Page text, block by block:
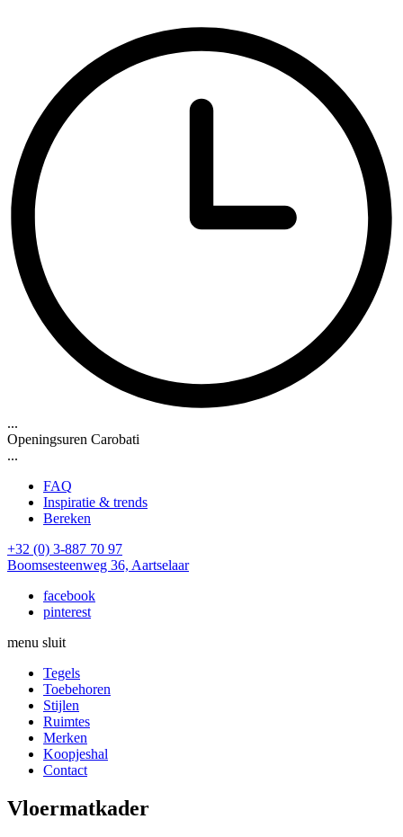
...
Openingsuren Carobati
...
FAQ
Inspiratie & trends
Bereken
+32 (0) 3-887 70 97
Boomsesteenweg 36, Aartselaar
facebook
pinterest
menu sluit
Tegels
Toebehoren
Stijlen
Ruimtes
Merken
Koopjeshal
Contact
Vloermatkader